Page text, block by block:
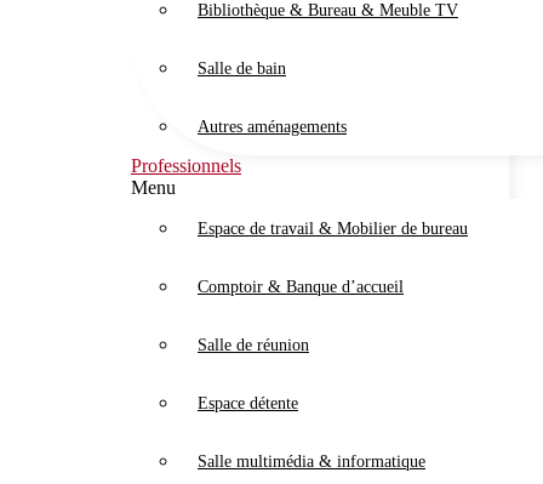
Bibliothèque & Bureau & Meuble TV
Salle de bain
Autres aménagements
Professionnels
Menu
Espace de travail & Mobilier de bureau
Comptoir & Banque d’accueil
Salle de réunion
Espace détente
Salle multimédia & informatique